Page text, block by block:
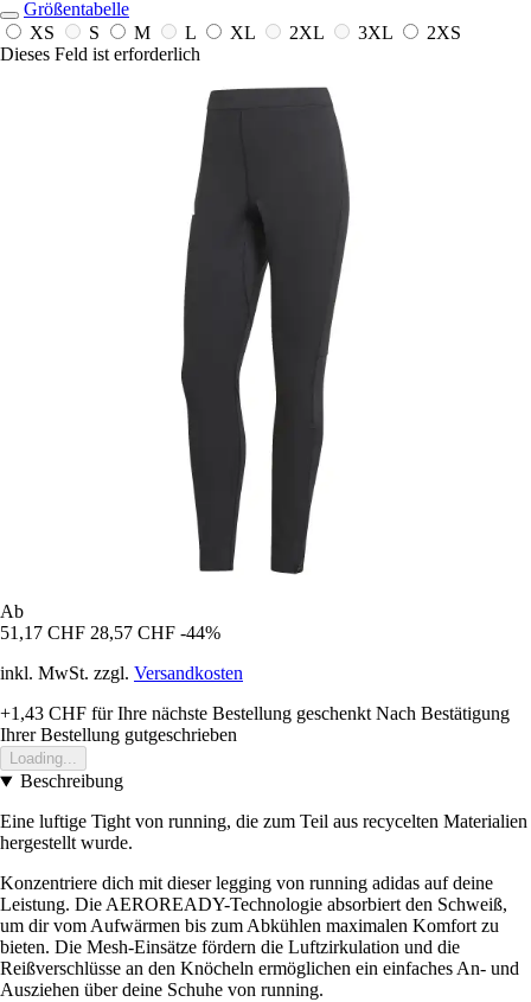
Größentabelle
XS
S M L XL 2XL 3XL
2XS
Dieses Feld ist erforderlich
Ab
51,17 CHF 28,57 CHF -44%
inkl. MwSt. zzgl. Versandkosten
+1,43 CHF für Ihre nächste Bestellung geschenkt Nach Bestätigung
Ihrer Bestellung gutgeschrieben
Loading...
Beschreibung
Eine luftige Tight von running, die zum Teil aus recycelten Materialien
hergestellt wurde.
Konzentriere dich mit dieser legging von running adidas auf deine
Leistung. Die AEROREADY-Technologie absorbiert den Schweiß,
um dir vom Aufwärmen bis zum Abkühlen maximalen Komfort zu
bieten. Die Mesh-Einsätze fördern die Luftzirkulation und die
Reißverschlüsse an den Knöcheln ermöglichen ein einfaches An- und
Ausziehen über deine Schuhe von running.